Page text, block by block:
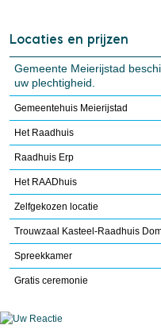
Locaties en prijzen
Gemeente Meierijstad
uw plechtigheid.
Gemeentehuis Meierijstad
Het Raadhuis
Raadhuis Erp
Het RAADhuis
Zelfgekozen locatie
Trouwzaal Kasteel-Raadhuis
Spreekkamer
Gratis ceremonie